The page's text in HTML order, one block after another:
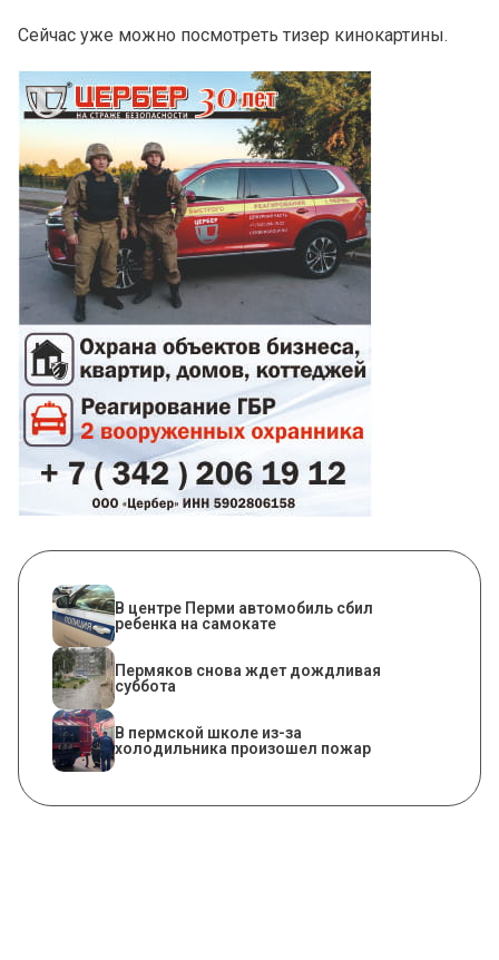
Сейчас уже можно посмотреть тизер кинокартины.
В центре Перми автомобиль сбил
ребенка на самокате
Пермяков снова ждет дождливая
суббота
​В пермской школе из-за
холодильника произошел пожар